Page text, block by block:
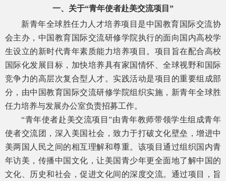
一、关于“青年使者赴美交流项目”
新青年全球胜任力人才培养项目是中国教育国际交流协
会主办，中国教育国际交流研修学院执行的面向国内高校学
生设立的新时代青年素质能力培养项目。项目旨在配合高校
国际化发展目标，加快培养具有家国情怀、全球视野和国际
竞争力的高层次复合型人才。实践活动是项目的重要组成部
分，由中国教育国际交流研修学院组织实施，新青年全球胜
任力培养与发展办公室负责招募工作。
“青年使者赴美交流项目”由青年教师带领学生组成青年
使者交流团，深入美国社会，致力于打破文化壁垒，增进中
美两国人民之间的相互理解和尊重。该项目通过组织国内青
年访美，传播中国文化，让美国青少年更全面地了解中国的
文化、历史和社会，促进文化间的深度交流。通过项目，旨